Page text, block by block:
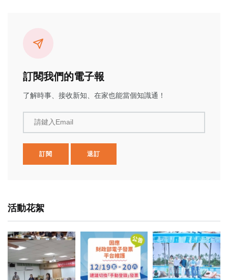
訂閱我們的電子報
了解時事、接收新知、在家也能當個知識通！
請鍵入Email
訂閱 退訂
活動花絮